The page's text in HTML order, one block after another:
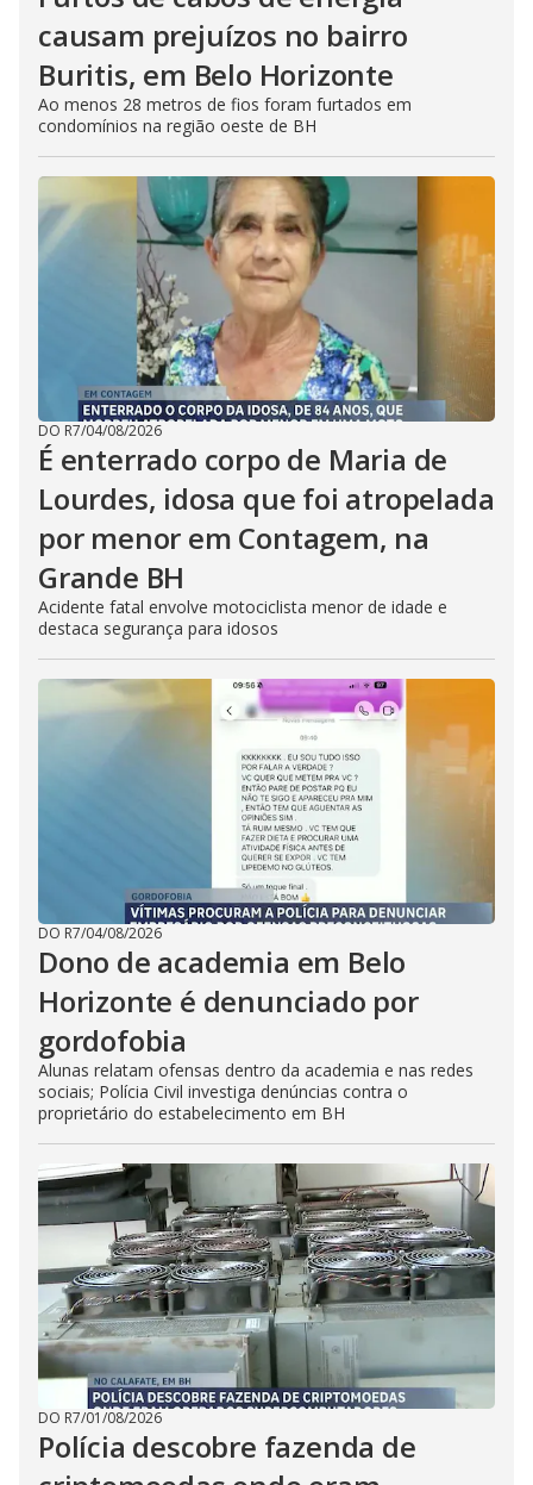
causam prejuízos no bairro
Buritis, em Belo Horizonte
Ao menos 28 metros de fios foram furtados em
condomínios na região oeste de BH
DO R7/04/08/2026
É enterrado corpo de Maria de
Lourdes, idosa que foi atropelada
por menor em Contagem, na
Grande BH
Acidente fatal envolve motociclista menor de idade e
destaca segurança para idosos
DO R7/04/08/2026
Dono de academia em Belo
Horizonte é denunciado por
gordofobia
Alunas relatam ofensas dentro da academia e nas redes
sociais; Polícia Civil investiga denúncias contra o
proprietário do estabelecimento em BH
DO R7/01/08/2026
Polícia descobre fazenda de